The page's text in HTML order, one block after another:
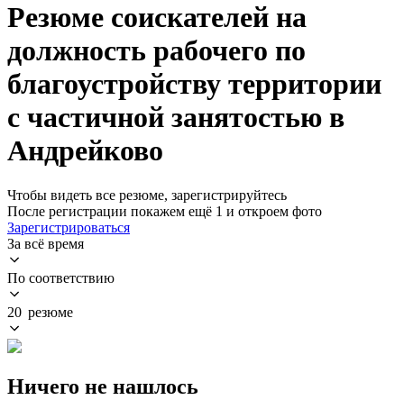
Резюме соискателей на
должность рабочего по
благоустройству территории
с частичной занятостью в
Андрейково
Чтобы видеть все резюме, зарегистрируйтесь
После регистрации покажем ещё 1 и откроем фото
Зарегистрироваться
За всё время
По соответствию
20 резюме
Ничего не нашлось